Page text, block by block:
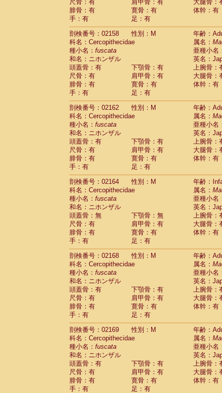
尺骨：有
肩甲骨：有
大腿骨：
腓骨：有
寛骨：有
体幹：有
手：有
足：有
剖検番号：02158
性別：M
年齢：
科名：Cercopithecidae
属名：
種小名： fuscata
亜種小名
和名：ニホンザル
英名：
頭蓋骨：有
下顎骨：有
上腕骨：
尺骨：有
肩甲骨：有
大腿骨：
腓骨：有
寛骨：有
体幹：有
手：有
足：有
剖検番号：02162
性別：M
年齢：
科名：Cercopithecidae
属名：
種小名： fuscata
亜種小名
和名：ニホンザル
英名：
頭蓋骨：有
下顎骨：有
上腕骨：
尺骨：有
肩甲骨：有
大腿骨：
腓骨：有
寛骨：有
体幹：有
手：有
足：有
剖検番号：02164
性別：M
年齢：
科名：Cercopithecidae
属名：
種小名： fuscata
亜種小名
和名：ニホンザル
英名：
頭蓋骨：無
下顎骨：無
上腕骨：
尺骨：有
肩甲骨：有
大腿骨：
腓骨：有
寛骨：有
体幹：有
手：有
足：有
剖検番号：02168
性別：M
年齢：
科名：Cercopithecidae
属名：
種小名： fuscata
亜種小名
和名：ニホンザル
英名：
頭蓋骨：有
下顎骨：有
上腕骨：
尺骨：有
肩甲骨：有
大腿骨：
腓骨：有
寛骨：有
体幹：有
手：有
足：有
剖検番号：02169
性別：M
年齢：
科名：Cercopithecidae
属名：
種小名： fuscata
亜種小名
和名：ニホンザル
英名：
頭蓋骨：有
下顎骨：有
上腕骨：
尺骨：有
肩甲骨：有
大腿骨：
腓骨：有
寛骨：有
体幹：有
手：有
足：有